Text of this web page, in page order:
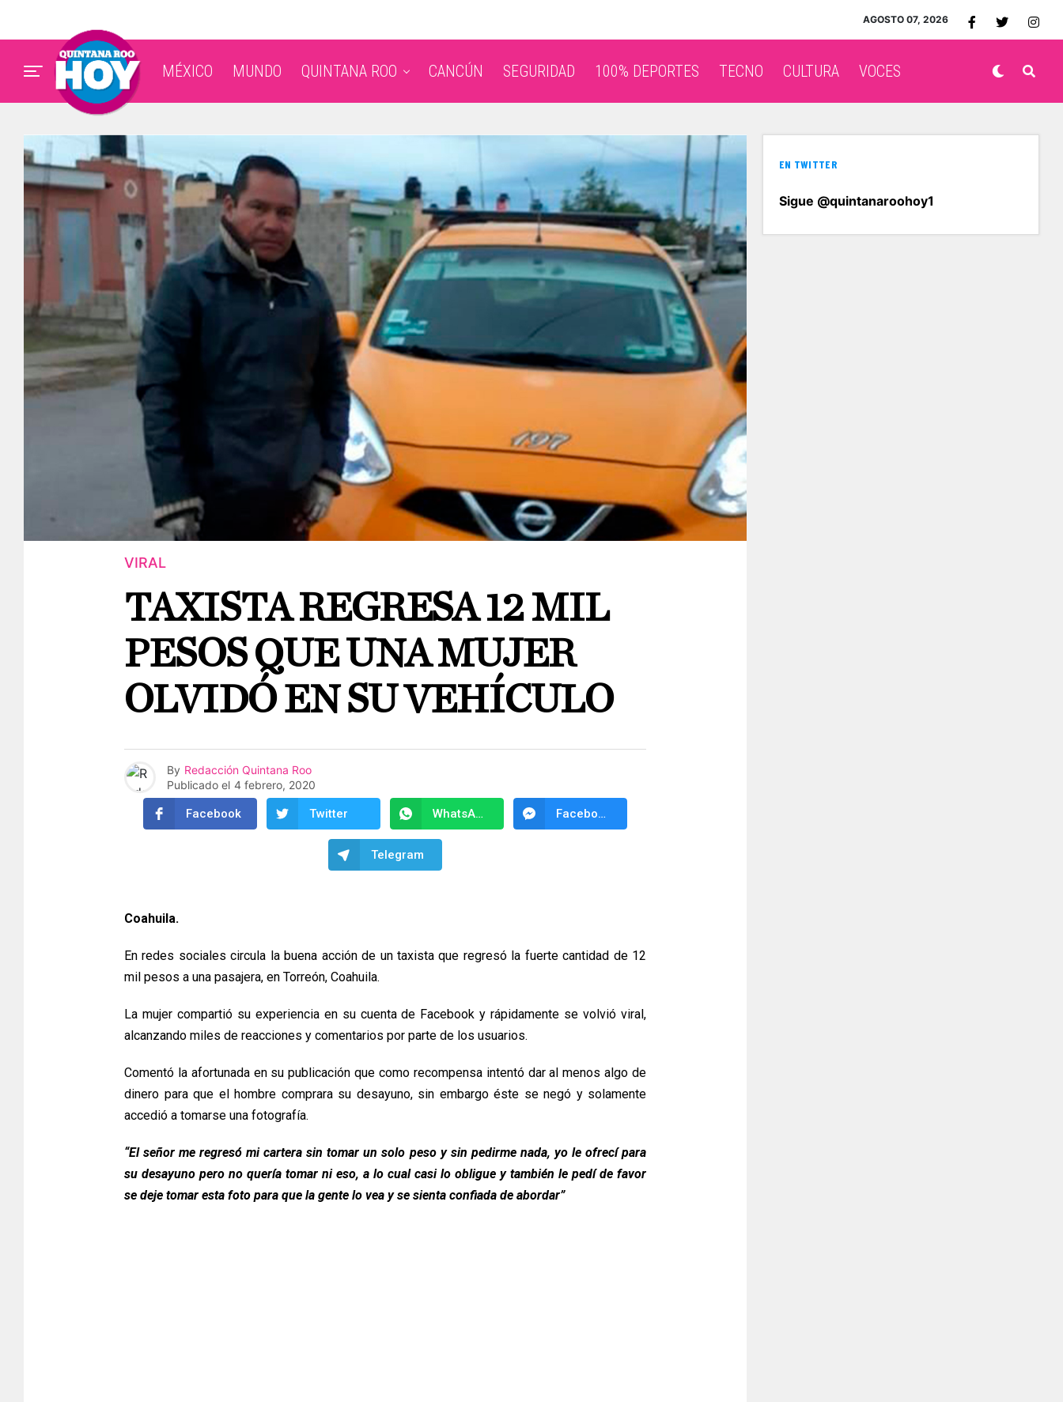
AGOSTO 07, 2026
MÉXICO MUNDO QUINTANA ROO CANCÚN SEGURIDAD 100% DEPORTES TECNO CULTURA VOCES
VIRAL
TAXISTA REGRESA 12 MIL
PESOS QUE UNA MUJER
OLVIDÓ EN SU VEHÍCULO
By Redacción Quintana Roo
Publicado el 4 febrero, 2020
Facebook Twitter WhatsApp Facebook Messenger
Telegram
Coahuila.
En redes sociales circula la buena acción de un taxista que regresó la fuerte cantidad de 12
mil pesos a una pasajera, en Torreón, Coahuila.
La mujer compartió su experiencia en su cuenta de Facebook y rápidamente se volvió viral,
alcanzando miles de reacciones y comentarios por parte de los usuarios.
Comentó la afortunada en su publicación que como recompensa intentó dar al menos algo de
dinero para que el hombre comprara su desayuno, sin embargo éste se negó y solamente
accedió a tomarse una fotografía.
“El señor me regresó mi cartera sin tomar un solo peso y sin pedirme nada, yo le ofrecí para
su desayuno pero no quería tomar ni eso, a lo cual casi lo obligue y también le pedí de favor
se deje tomar esta foto para que la gente lo vea y se sienta confiada de abordar”
EN TWITTER
Sigue @quintanaroohoy1